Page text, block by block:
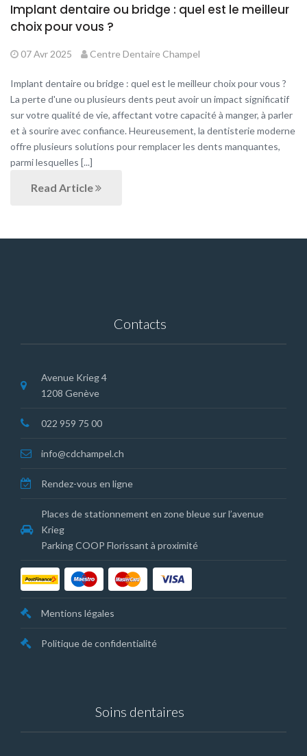
Implant dentaire ou bridge : quel est le meilleur
choix pour vous ?
07 Avr 2025 Centre Dentaire Champel
Implant dentaire ou bridge : quel est le meilleur choix pour vous ?
La perte d'une ou plusieurs dents peut avoir un impact significatif
sur votre qualité de vie, affectant votre capacité à manger, à parler
et à sourire avec confiance. Heureusement, la dentisterie moderne
offre plusieurs solutions pour remplacer les dents manquantes,
parmi lesquelles [...]
Read Article
Contacts
Avenue Krieg 4
1208 Genève
022 959 75 00
info@cdchampel.ch
Rendez-vous en ligne
Places de stationnement en zone bleue sur l’avenue
Krieg
Parking COOP Florissant à proximité
Mentions légales
Politique de confidentialité
Soins dentaires